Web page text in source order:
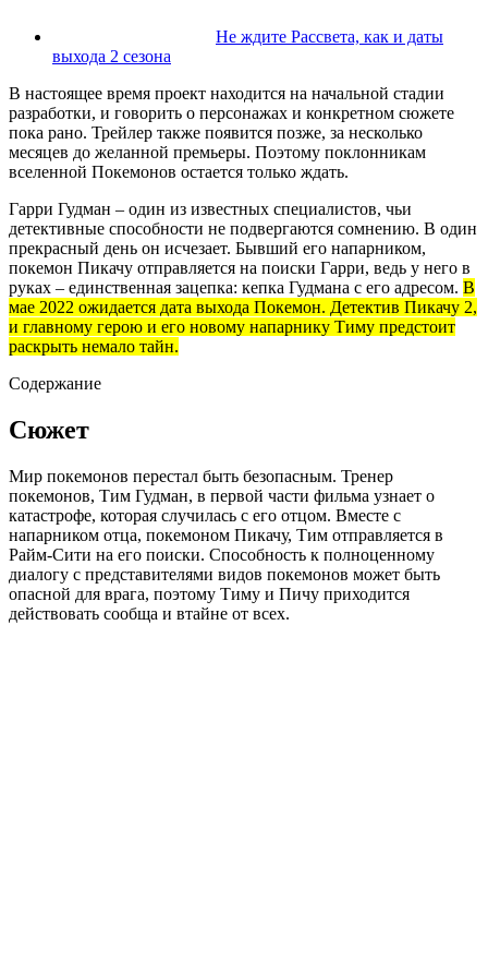
Не ждите Рассвета, как и даты
выхода 2 сезона
В настоящее время проект находится на начальной стадии
разработки, и говорить о персонажах и конкретном сюжете
пока рано. Трейлер также появится позже, за несколько
месяцев до желанной премьеры. Поэтому поклонникам
вселенной Покемонов остается только ждать.
Гарри Гудман – один из известных специалистов, чьи
детективные способности не подвергаются сомнению. В один
прекрасный день он исчезает. Бывший его напарником,
покемон Пикачу отправляется на поиски Гарри, ведь у него в
руках – единственная зацепка: кепка Гудмана с его адресом. В
мае 2022 ожидается дата выхода Покемон. Детектив Пикачу 2,
и главному герою и его новому напарнику Тиму предстоит
раскрыть немало тайн.
Содержание
Сюжет
Мир покемонов перестал быть безопасным. Тренер
покемонов, Тим Гудман, в первой части фильма узнает о
катастрофе, которая случилась с его отцом. Вместе с
напарником отца, покемоном Пикачу, Тим отправляется в
Райм-Сити на его поиски. Способность к полноценному
диалогу с представителями видов покемонов может быть
опасной для врага, поэтому Тиму и Пичу приходится
действовать сообща и втайне от всех.